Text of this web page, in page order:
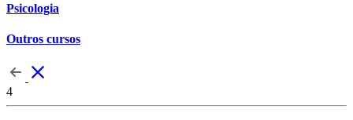
Psicologia
Outros cursos
4